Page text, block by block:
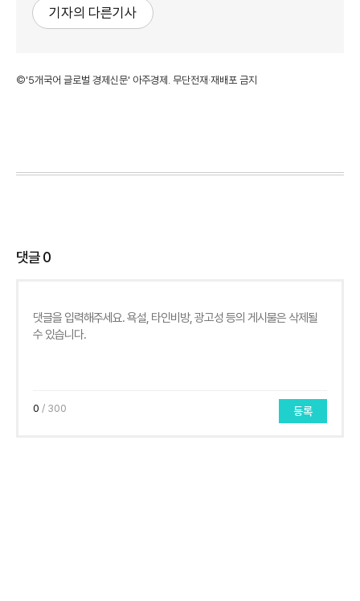
기자의 다른기사
©'5개국어 글로벌 경제신문' 아주경제. 무단전재·재배포 금지
댓글0
0 / 300 등록